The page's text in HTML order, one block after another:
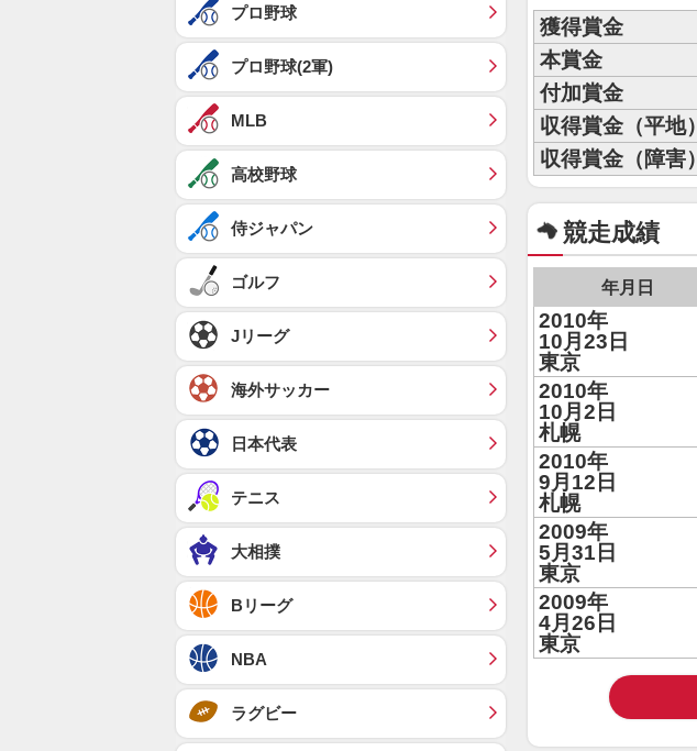
獲得賞金
本賞金
付加賞金
収得賞金（平地）
収得賞金（障害）
競走成績
年月日
2010年
10月23日
東京
2010年
10月2日
札幌
2010年
9月12日
札幌
2009年
5月31日
東京
2009年
4月26日
東京
プロ野球
プロ野球(2軍)
MLB
高校野球
侍ジャパン
ゴルフ
Jリーグ
海外サッカー
日本代表
テニス
大相撲
Bリーグ
NBA
ラグビー